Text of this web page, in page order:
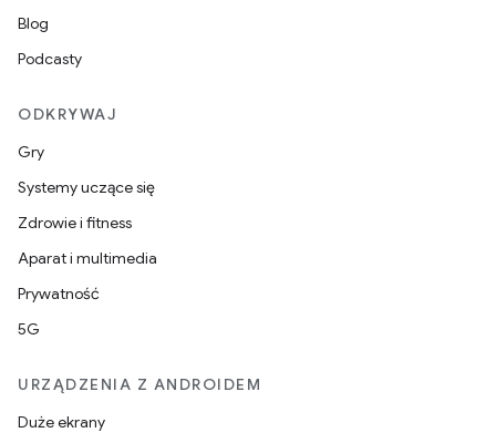
Blog
Podcasty
ODKRYWAJ
Gry
Systemy uczące się
Zdrowie i fitness
Aparat i multimedia
Prywatność
5G
URZĄDZENIA Z ANDROIDEM
Duże ekrany